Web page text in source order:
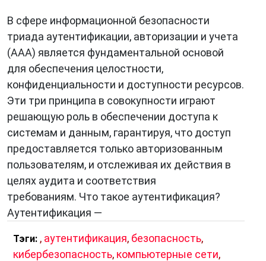
В сфере информационной безопасности
триада аутентификации, авторизации и учета
(AAA) является фундаментальной основой
для обеспечения целостности,
конфиденциальности и доступности ресурсов.
Эти три принципа в совокупности играют
решающую роль в обеспечении доступа к
системам и данным, гарантируя, что доступ
предоставляется только авторизованным
пользователям, и отслеживая их действия в
целях аудита и соответствия
требованиям. Что такое аутентификация?
Аутентификация —
Тэги: , аутентификация, безопасность,
кибербезопасность, компьютерные сети,